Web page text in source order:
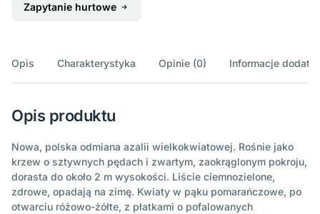
Zapytanie hurtowe
Opis Charakterystyka Opinie (0) Informacje
Opis produktu
Nowa, polska odmiana azalii wielkokwiatowej. Rośnie jako
krzew o sztywnych pędach i zwartym, zaokrąglonym pokroju,
dorasta do około 2 m wysokości. Liście ciemnozielone,
zdrowe, opadają na zimę. Kwiaty w pąku pomarańczowe, po
otwarciu różowo-żółte, z płatkami o pofalowanych